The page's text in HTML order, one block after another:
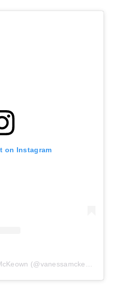
on Instagram
A post shared by Vanessa McKeown (@vanessamckeown)